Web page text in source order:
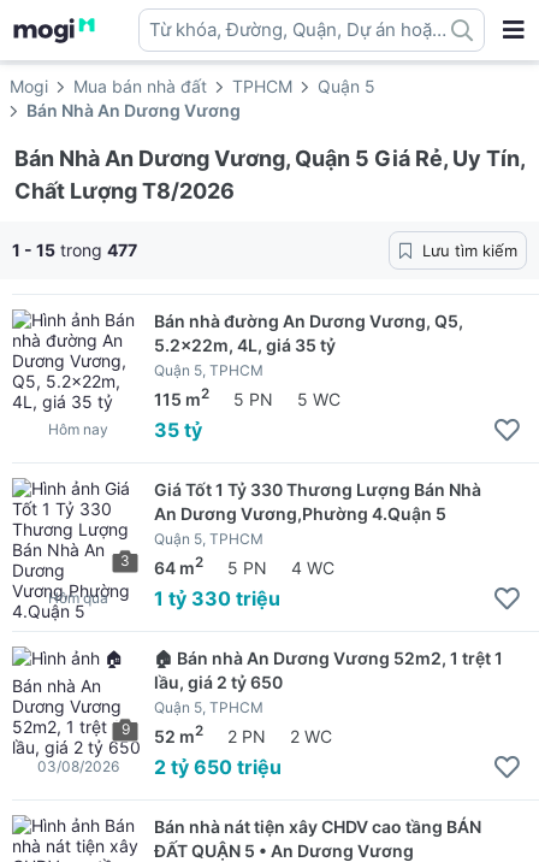
Từ khóa, Đường, Quận, Dự án hoặc
địa danh ...
Mogi Mua bán nhà đất TPHCM
Quận 5
Bán Nhà An Dương Vương
Bán Nhà An Dương Vương, Quận 5 Giá Rẻ, Uy Tín,
Chất Lượng T8/2026
1 - 15 trong 477 Lưu tìm kiếm
Bán nhà đường An Dương Vương, Q5,
5.2x22m, 4L, giá 35 tỷ
Quận 5, TPHCM
115 m2 5 PN 5 WC
35 tỷ
Hôm nay
3
Giá Tốt 1 Tỷ 330 Thương Lượng Bán Nhà
An Dương Vương,Phường 4.Quận 5
Quận 5, TPHCM
64 m2 5 PN 4 WC
1 tỷ 330 triệu
Hôm qua
9
🏠 Bán nhà An Dương Vương 52m2, 1 trệt 1
lầu, giá 2 tỷ 650
Quận 5, TPHCM
52 m2 2 PN 2 WC
2 tỷ 650 triệu
03/08/2026
Bán nhà nát tiện xây CHDV cao tầng BÁN
ĐẤT QUẬN 5 • An Dương Vương